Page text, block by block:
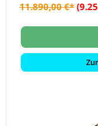
11.890,00 €*